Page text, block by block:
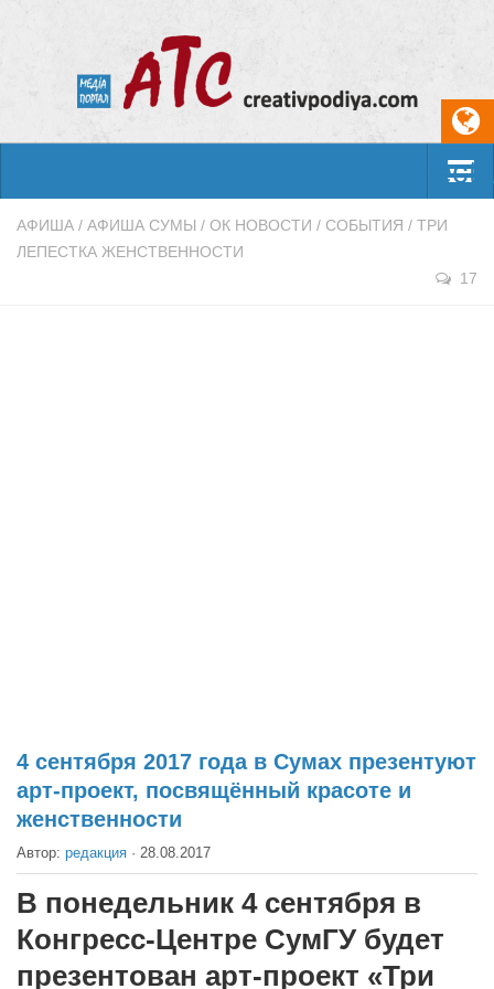
События
Арт-креатив
Деньги
АФИША / АФИША СУМЫ / ОК НОВОСТИ / СОБЫТИЯ / ТРИ
ЛЕПЕСТКА ЖЕНСТВЕННОСТИ
17
4 сентября 2017 года в Сумах презентуют
арт-проект, посвящённый красоте и
женственности
Автор: редакция · 28.08.2017
В понедельник 4 сентября в
Конгресс-Центре СумГУ будет
презентован арт-проект «Три